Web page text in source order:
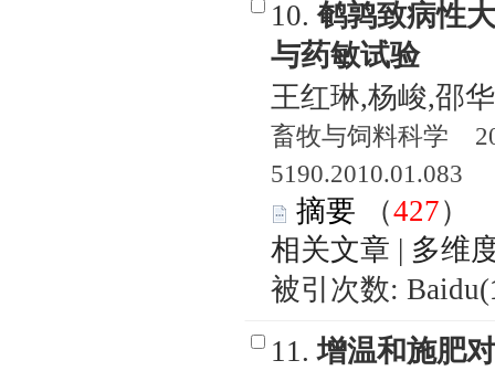
10.鹌鹑致病性
与药敏试验
王红琳,杨峻,邵
畜牧与饲料科学
5190.2010.01.083
摘要 （427
相关文章 | 多维
被引次数: Baidu(
11.增温和施肥